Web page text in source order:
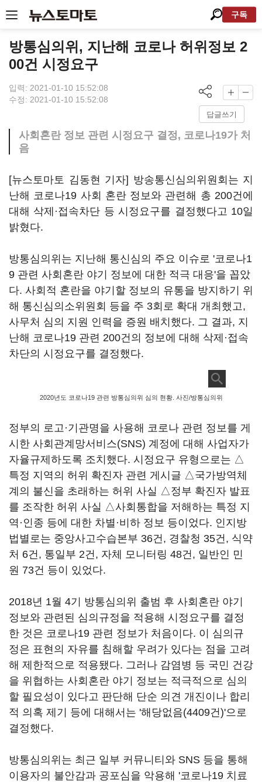
구독
방통심의위, 지난해 코로나 허위정보 2
00건 시정요구
입력: 2021-01-10 15:52:08
수정: 2021-01-10 15:52:08
답글쓰기
사회혼란 정보 관련 시정요구 결정, 코로나19가 처
음
[뉴스토마토 김동현 기자] 방송통신심의위원회는 지
난해 코로나19 사회 혼란 정보와 관련해 총 200건에
대해 삭제·접속차단 등 시정요구를 결정했다고 10일
밝혔다.
방통심의위는 지난해 통신심의 주요 이슈로 '코로나1
9 관련 사회혼란 야기 정보에 대한 적극 대응'을 꼽았
다. 사회적 혼란을 야기할 정보의 유통을 방지하기 위
해 통신심의소위원회 등을 주 3회로 확대 개최했고,
사무처 심의 지원 인력을 증원 배치했다. 그 결과, 지
난해 코로나19 관련 200건의 정보에 대해 삭제·접속
차단의 시정요구를 결정했다.
2020년도 코로나19 관련 방통심의위 심의 현황. 사진/방통심의위
정부의 로고·기관명을 사용해 코로나 관련 정보를 게
시한 사회관계망서비스(SNS) 계정에 대해 사업자가
자율규제하도록 조치했다. 시정요구 유형으로는 △
특정 지역의 허위 확진자 관련 게시글 △국가방역체
계의 불신을 초래하는 허위 사실 △정부 확진자 발표
를 조작한 허위 사실 △사회통합을 저해하는 특정 지
역·인종 등에 대한 차별·비하 정보 등이었다. 인지방
법별로는 중앙사고수습본부 36건, 경찰청 35건, 식약
처 6건, 통일부 2건, 자체 모니터링 48건, 일반인 민
원 73건 등이 있었다.
2018년 1월 4기 방통심의위 출범 후 사회혼란 야기
정보와 관련된 심의규정을 적용해 시정요구를 결정
한 것은 코로나19 관련 정보가 처음이다. 이 심의규
정은 표현의 자유를 침해할 우려가 있다는 점을 고려
해 제한적으로 적용됐다. 그러나 감염병 등 국민 건강
을 위협하는 사회혼란 야기 정보는 적극적으로 심의
할 필요성이 있다고 판단해 단순 의견 개진이나 합리
적 의혹 제기 등에 대해서는 '해당없음(4409건)'으로
결정했다.
방통심의위는 최근 일부 커뮤니티와 SNS 등을 통해
이용자의 불안감과 공포심을 악용해 '코로나19 치료